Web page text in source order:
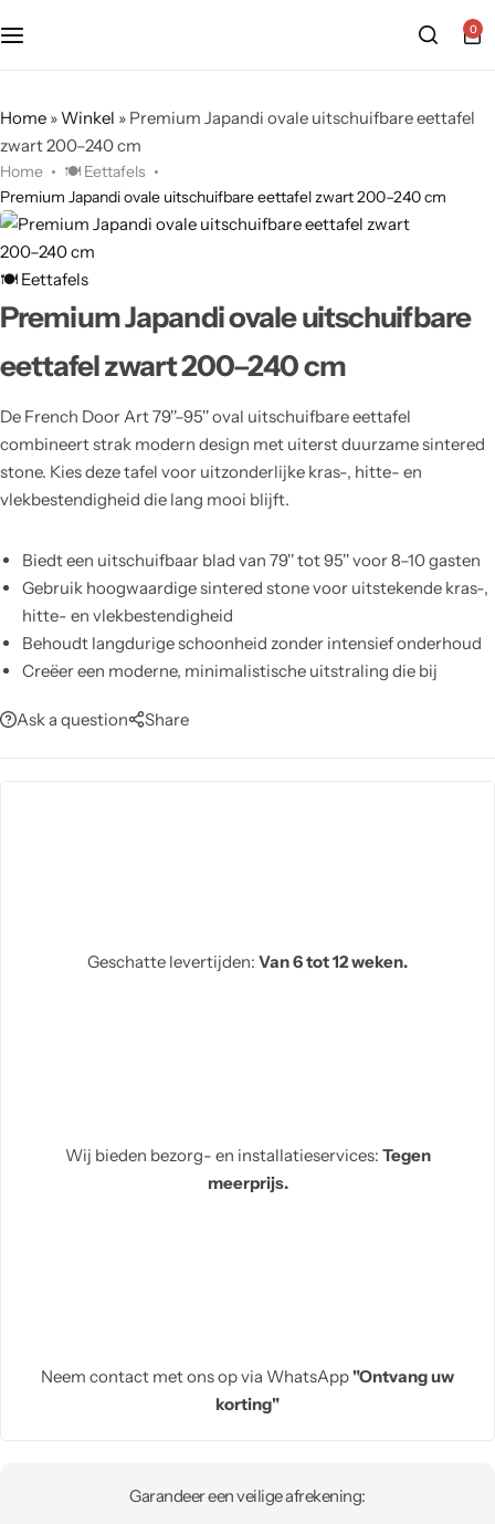
0
Home »Winkel » Premium Japandi ovale uitschuifbare eettafel
zwart 200–240 cm
Home
🍽️ Eettafels
Premium Japandi ovale uitschuifbare eettafel zwart 200–240 cm
🍽️ Eettafels
Premium Japandi ovale uitschuifbare
eettafel zwart 200–240 cm
De French Door Art 79''–95'' oval uitschuifbare eettafel
combineert strak modern design met uiterst duurzame sintered
stone. Kies deze tafel voor uitzonderlijke kras-, hitte- en
vlekbestendigheid die lang mooi blijft.
Biedt een uitschuifbaar blad van 79'' tot 95'' voor 8–10 gasten
Gebruik hoogwaardige sintered stone voor uitstekende kras-,
hitte- en vlekbestendigheid
Behoudt langdurige schoonheid zonder intensief onderhoud
Creëer een moderne, minimalistische uitstraling die bij
Faciliteer comfortabele diners voor gezinnen, feesten en
Ask a question Share
Geschatte levertijden: Van 6 tot 12 weken.
Wij bieden bezorg- en installatieservices: Tegen
meerprijs.
Neem contact met ons op via WhatsApp"Ontvang uw
korting"
Garandeer een veilige afrekening: